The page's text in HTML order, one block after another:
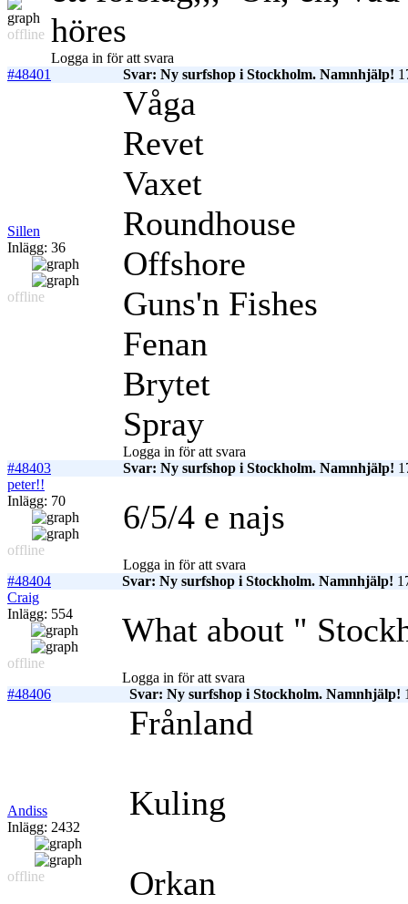
offline höres
Logga in för att svara
#48401
Svar: Ny surfshop i Stockholm. Namnhjälp!
Sillen
Inlägg: 36
offline
Våga
Revet
Vaxet
Roundhouse
Offshore
Guns'n Fishes
Fenan
Brytet
Spray
Logga in för att svara
#48403
Svar: Ny surfshop i Stockholm. Namnhjälp!
peter!!
Inlägg: 70
offline
6/5/4 e najs
Logga in för att svara
#48404
Svar: Ny surfshop i Stockholm. Namnhjälp!
Craig
Inlägg: 554
offline
What about "
Logga in för att svara
#48406
Svar: Ny surfshop i Stockholm. Namnhjälp!
Andiss
Inlägg: 2432
offline
Frånland
Kuling
Orkan